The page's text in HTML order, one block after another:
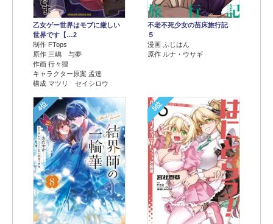
乙女ゲー世界はモブに厳しい
世界です【…2
制作 FTops
原作 三嶋 与夢
作画 行々狸
キャラクター原案 孟達
構成 マツリ セイシロウ
不老不死少女の苗床旅行記
５
漫画 ふじはん
原作 ルナ・ウサギ
4位 5位